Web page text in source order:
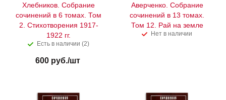
Хлебников. Собрание
сочинений в 6 томах. Том
2. Стихотворения 1917-
1922 гг.
Есть в наличии (2)
600руб./шт
Аверченко. Собрание
сочинений в 13 томах.
Том 12. Рай на земле
Нет в наличии